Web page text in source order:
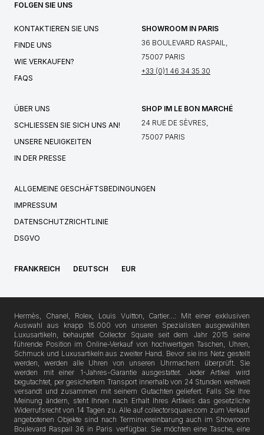
FOLGEN SIE UNS
KONTAKTIEREN SIE UNS
FINDE UNS
WIE VERKAUFEN?
FAQS
SHOWROOM IN PARIS
36 BOULEVARD RASPAIL,
75007 PARIS
+33 (0)1 46 34 35 30
ÜBER UNS
SCHLIESSEN SIE SICH UNS AN!
UNSERE NEUIGKEITEN
IN DER PRESSE
SHOP IM LE BON MARCHÉ
24 RUE DE SÈVRES,
75007 PARIS
ALLGEMEINE GESCHÄFTSBEDINGUNGEN
IMPRESSUM
DATENSCHUTZRICHTLINIE
DSGVO
FRANKREICH DEUTSCH EUR
Hermès, Chanel, Rolex, Louis Vuitton, Cartier…: Mit einer exklusiven
Auswahl aus knapp 15.000 von unseren Spezialisten ausgewählten
Luxusartikeln, behauptet Collector Square seit dem Jahr 2015 seine
führende Position im Online-Verkauf von hochwertigen Taschen, Uhren,
Schmuck und Luxusartikeln aus zweiter Hand. Bevor sie ins Netz gestellt
werden, werden alle Uhren von unseren Uhrmachern überprüft. Sie
werden mit einer 1-Jahres-Garantie ausgestattet. Jeder Artikel wird
begutachtet, per gesichertem Transport innerhalb von 24 Stunden weltweit
versandt und zusammen mit seinem Gutachten geliefert. Falls Sie Ihre
Meinung ändern, steht Ihnen nach Erhalt Ihres Artikels das gesetzliche
Widerrufsrecht von 14 Tagen zu. Alle auf collectorsquare.com zum Verkauf
angebotenen Objekte sind nach Terminvereinbarung auch im Showroom
Boulevard Raspail 36 in Paris verfügbar. Sie möchten eine Tasche, eine